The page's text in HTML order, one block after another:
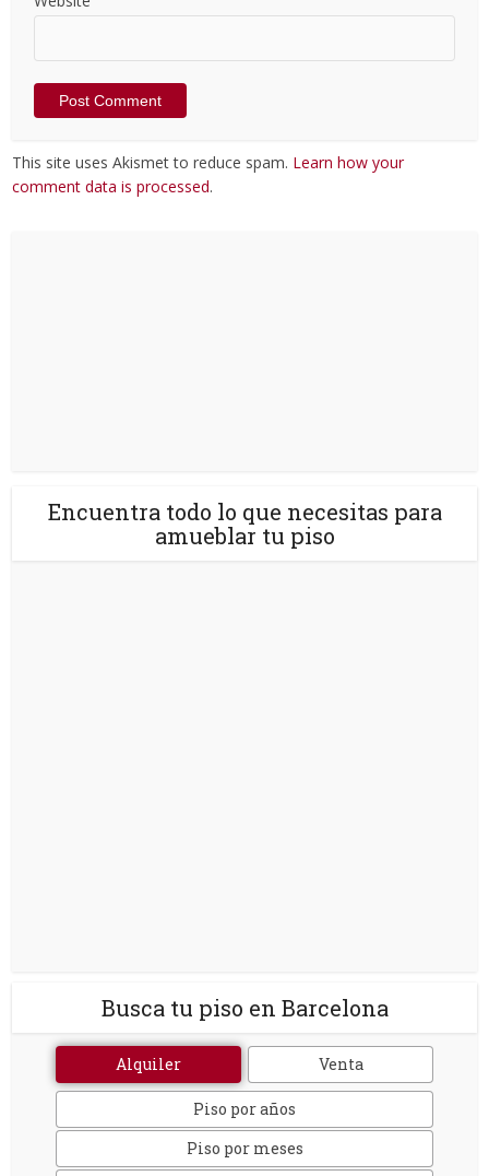
This site uses Akismet to reduce spam. Learn how your
comment data is processed.
Encuentra todo lo que necesitas para
amueblar tu piso
Busca tu piso en Barcelona
Alquiler Venta
Piso por años
Piso por meses